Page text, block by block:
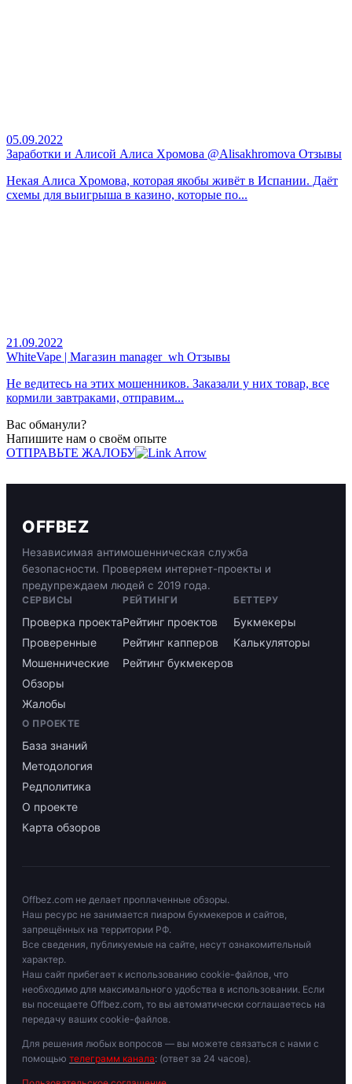
05.09.2022
Заработки и Алисой Алиса Хромова @Alisakhromova Отзывы
Некая Алиса Хромова, которая якобы живёт в Испании. Даёт
схемы для выигрыша в казино, которые по...
21.09.2022
WhiteVape | Магазин manager_wh Отзывы
Не ведитесь на этих мошенников. Заказали у них товар, все
кормили завтраками, отправим...
Вас обманули?
Напишите нам о своём опыте
ОТПРАВЬТЕ ЖАЛОБУ
OFFBEZ
Независимая антимошенническая служба
безопасности. Проверяем интернет-проекты и
предупреждаем людей с 2019 года.
СЕРВИСЫ
Проверка проекта
Проверенные
Мошеннические
Обзоры
Жалобы
РЕЙТИНГИ
Рейтинг проектов
Рейтинг капперов
Рейтинг букмекеров
БЕТТЕРУ
Букмекеры
Калькуляторы
О ПРОЕКТЕ
База знаний
Методология
Редполитика
О проекте
Карта обзоров
Offbez.com не делает проплаченные обзоры.
Наш ресурс не занимается пиаром букмекеров и сайтов,
запрещённых на территории РФ.
Все сведения, публикуемые на сайте, несут ознакомительный
характер.
Наш сайт прибегает к использованию cookie-файлов, что
необходимо для максимального удобства в использовании. Если
вы посещаете Offbez.com, то вы автоматически соглашаетесь на
передачу ваших cookie-файлов.
Для решения любых вопросов — вы можете связаться с нами с
помощью телеграмм канала: (ответ за 24 часов).